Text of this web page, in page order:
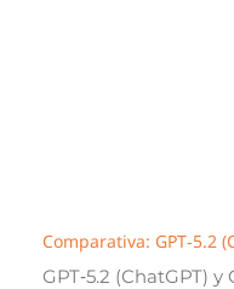
Comparativa: GPT‑5.2
GPT‑5.2 (ChatGPT)